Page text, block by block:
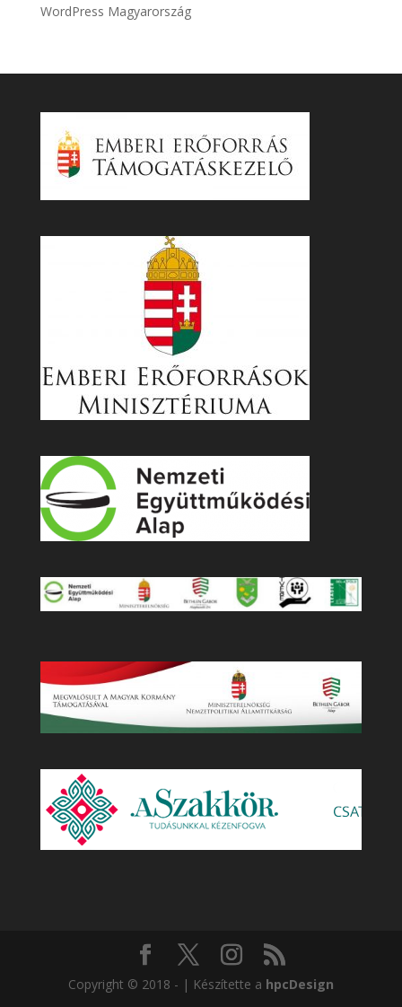
WordPress Magyarország
Copyright © 2018 - | Készítette a hpcDesign